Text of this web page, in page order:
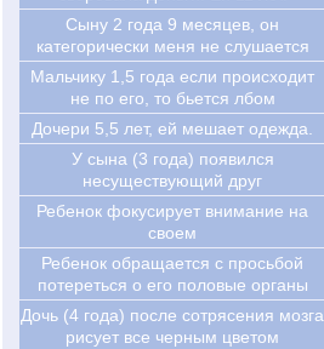
Cыну 2 года 9 месяцев, он
категорически меня не слушается
Мальчику 1,5 года если происходит
не по его, то бьется лбом
Дочери 5,5 лет, ей мешает одежда.
У сына (3 года) появился
несуществующий друг
Ребенок фокусирует внимание на
своем
Ребенок обращается с просьбой
потереться о его половые органы
Дочь (4 года) после сотрясения мозга
рисует все черным цветом